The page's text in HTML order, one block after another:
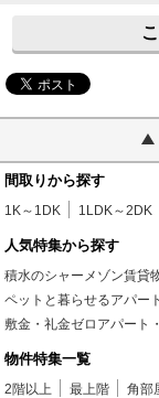
間取りから探す
1K～1DK 1LDK～2DK
人気特集から探す
積水のシャーメゾン賃貸
ペットと暮らせるアパー
敷金・礼金ゼロアパート
物件特集一覧
2階以上 最上階 角部